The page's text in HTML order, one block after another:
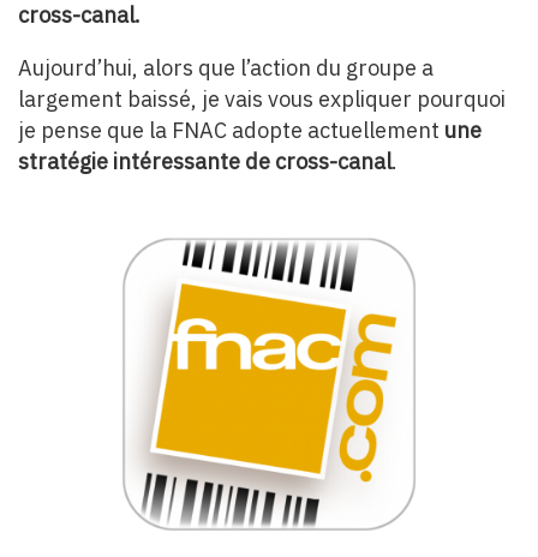
cross-canal.
Aujourd’hui, alors que l’action du groupe a
largement baissé, je vais vous expliquer pourquoi
je pense que la FNAC adopte actuellement une
stratégie intéressante de cross-canal.